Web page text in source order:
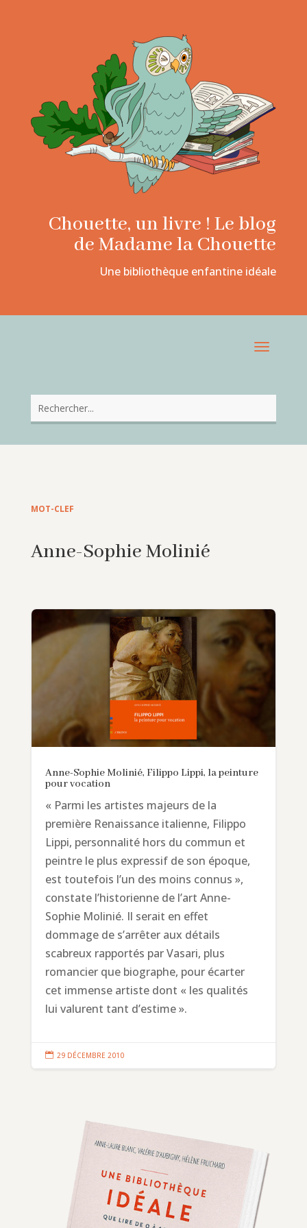
Chouette, un livre ! Le blog
de Madame la Chouette
Une bibliothèque enfantine idéale
MOT-CLEF
Anne-Sophie Molinié
Anne-Sophie Molinié, Filippo Lippi, la peinture
pour vocation
« Parmi les artistes majeurs de la
première Renaissance italienne, Filippo
Lippi, personnalité hors du commun et
peintre le plus expressif de son époque,
est toutefois l’un des moins connus »,
constate l’historienne de l’art Anne-
Sophie Molinié. Il serait en effet
dommage de s’arrêter aux détails
scabreux rapportés par Vasari, plus
romancier que biographe, pour écarter
cet immense artiste dont « les qualités
lui valurent tant d’estime ».
 29 DÉCEMBRE 2010